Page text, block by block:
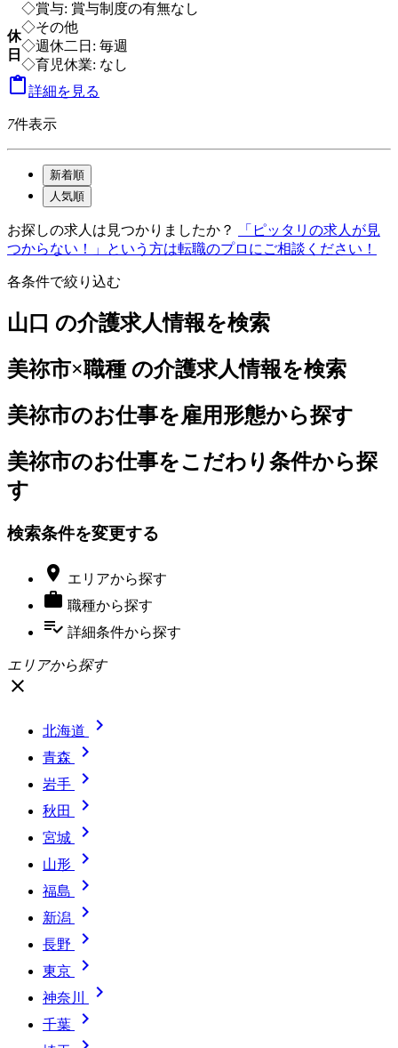
◇賞与: 賞与制度の有無なし
休
日
◇その他
◇週休二日: 毎週
◇育児休業: なし
詳細を見る
7件表示
新着順
人気順
お探しの求人は見つかりましたか？
「ピッタリの求人が見
つからない！」という方は転職のプロにご相談ください！
各条件で絞り込む
山口 の介護求人情報を検索
美祢市×職種 の介護求人情報を検索
美祢市のお仕事を雇用形態から探す
美祢市のお仕事をこだわり条件から探
す
検索条件を変更する
 エリアから探す
 職種から探す
playlist_add_check 詳細条件から探す
エリアから探す
close
北海道 
青森 
岩手 
秋田 
宮城 
山形 
福島 
新潟 
長野 
東京 
神奈川 
千葉 